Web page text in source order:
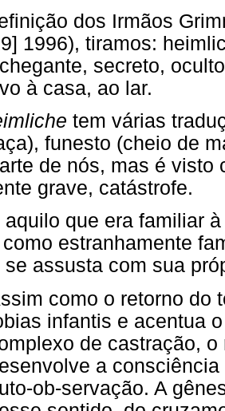
dos Irmãos
1996), tiramos:
secreto,
à casa, ao lar.
tem várias
funesto (cheio de
de nós, mas é visto
grave, catástrofe.
aquilo que era familiar
estranhamente
se assusta com sua
como o retorno do
infantis e acentua
de castração,
a
ob-servação. A